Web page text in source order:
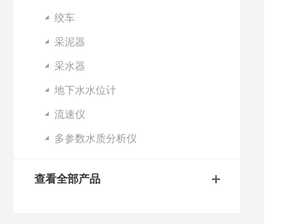
绞车
采泥器
采水器
地下水水位计
流速仪
多参数水质分析仪
查看全部产品